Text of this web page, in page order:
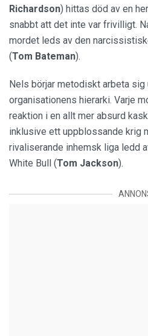
Richardson) hittas död av en
snabbt att det inte var frivilligt.
mordet leds av den
(Tom Bateman).
Nels börjar metodiskt arbeta sig
organisationens hierarki. Varje
reaktion i en allt mer absurd
inklusive ett uppblossande krig
rivaliserande inhemsk liga ledd
White Bull (Tom Jackson).